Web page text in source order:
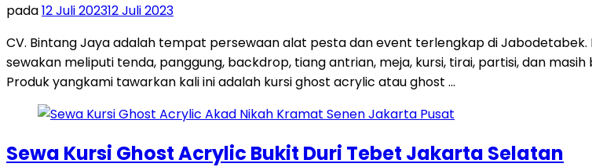
pada12 Juli 202312 Juli 2023
CV. Bintang Jaya adalah tempat persewaan alat pesta dan event terlengkap di
sewakan meliputi tenda, panggung, backdrop, tiang antrian, meja, kursi, tirai, partisi, dan
Produk yangkami tawarkan kali ini adalah kursi ghost acrylic atau ghost …
Sewa Kursi Ghost Acrylic Bukit Duri Tebet Jakarta Selatan